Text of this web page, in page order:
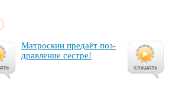
Мат­рос­кин пре­да­ёт поз­
драв­ле­ние сес­тре!